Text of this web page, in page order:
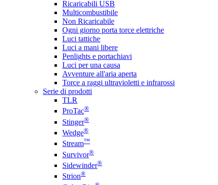
Ricaricabili USB
Multicombustibile
Non Ricaricabile
Ogni giorno porta torce elettriche
Luci tattiche
Luci a mani libere
Penlights e portachiavi
Luci per una causa
Avventure all'aria aperta
Torce a raggi ultravioletti e infrarossi
Serie di prodotti
TLR
ProTac®
Stinger®
Wedge®
Stream™
Survivor®
Sidewinder®
Strion®